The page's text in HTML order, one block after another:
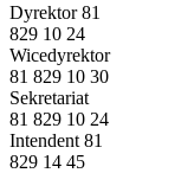
Dyrektor 81
829 10 24
Wicedyrektor
81 829 10 30
Sekretariat
81 829 10 24
Intendent 81
829 14 45